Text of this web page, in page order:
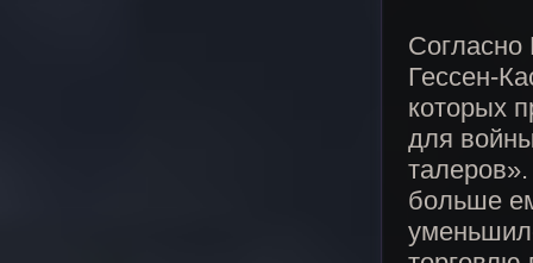
Согласно
Гессен-
которых
для
больше